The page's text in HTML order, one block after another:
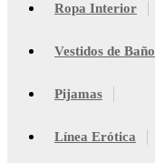
Ropa Interior
Vestidos de Baño
Pijamas
Línea Erótica